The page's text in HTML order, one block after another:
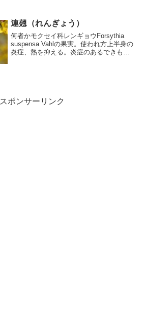
方です。黄連解毒湯に似ていますが、大
黄が入っているので便秘をと...
連翹（れんぎょう）
何者かモクセイ科レンギョウForsythia
suspensa Vahlの果実。使われ方上半身の
炎症、熱を抑える。炎症のあるできもの
スポンサーリンク